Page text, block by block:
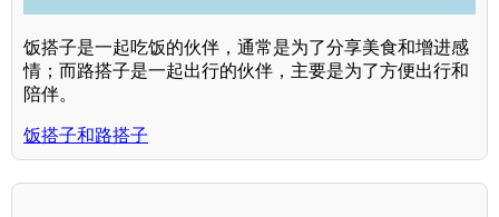
饭搭子是一起吃饭的伙伴，通常是为了分享美食和增进感
情；而路搭子是一起出行的伙伴，主要是为了方便出行和
陪伴。
饭搭子和路搭子